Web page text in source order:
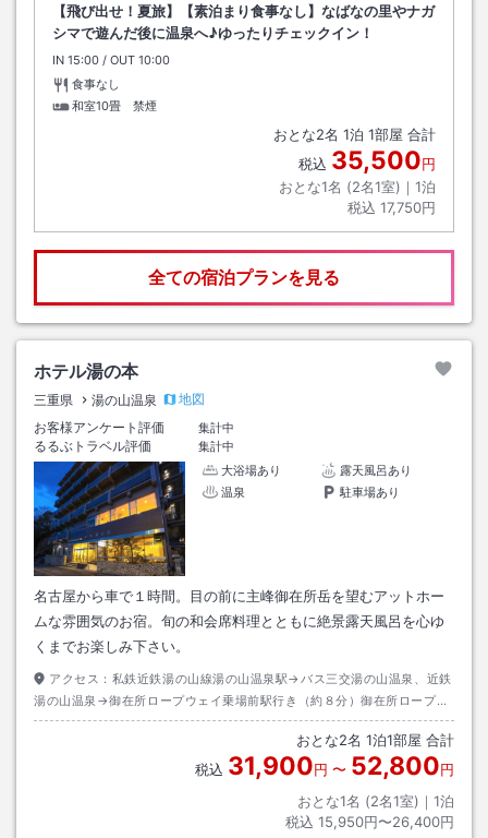
【飛び出せ！夏旅】【素泊まり食事なし】なばなの里やナガ
シマで遊んだ後に温泉へ♪ゆったりチェックイン！
IN チェックイン
15:00 / OUT チェックアウト
10:00
食事なし
和室10畳 禁煙
おとな2名 1泊 1部屋 合計
税込 35,500円
おとな1名 (2名1室)｜ 1泊
税込 17,750円
全ての宿泊プランを見る
ホテル湯の本
三重県 湯の山温泉
地図
お客様アンケート評価
集計中
るるぶトラベル評価
集計中
大浴場あり
露天風呂あり
温泉
駐車場あり
名古屋から車で１時間。目の前に主峰御在所岳を望むアットホー
ムな雰囲気のお宿。旬の和会席料理とともに絶景露天風呂を心ゆ
くまでお楽しみ下さい。
アクセス： 私鉄近鉄湯の山線湯の山温泉駅→バス三交湯の山温泉、近鉄
湯の山温泉→御在所ロープウェイ乗場前駅行き（約８分）御在所ロープウ
ェイ乗場前駅下車、徒歩０分
おとな2名 1泊1部屋 合計
税込 31,900円 〜 52,800円
おとな1名 (2名1室)｜ 1泊
税込 15,950円〜26,400円